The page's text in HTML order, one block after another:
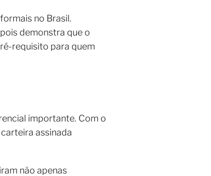
no Brasil.
demonstra que o
requisito para quem
importante. Com o
assinada
não apenas